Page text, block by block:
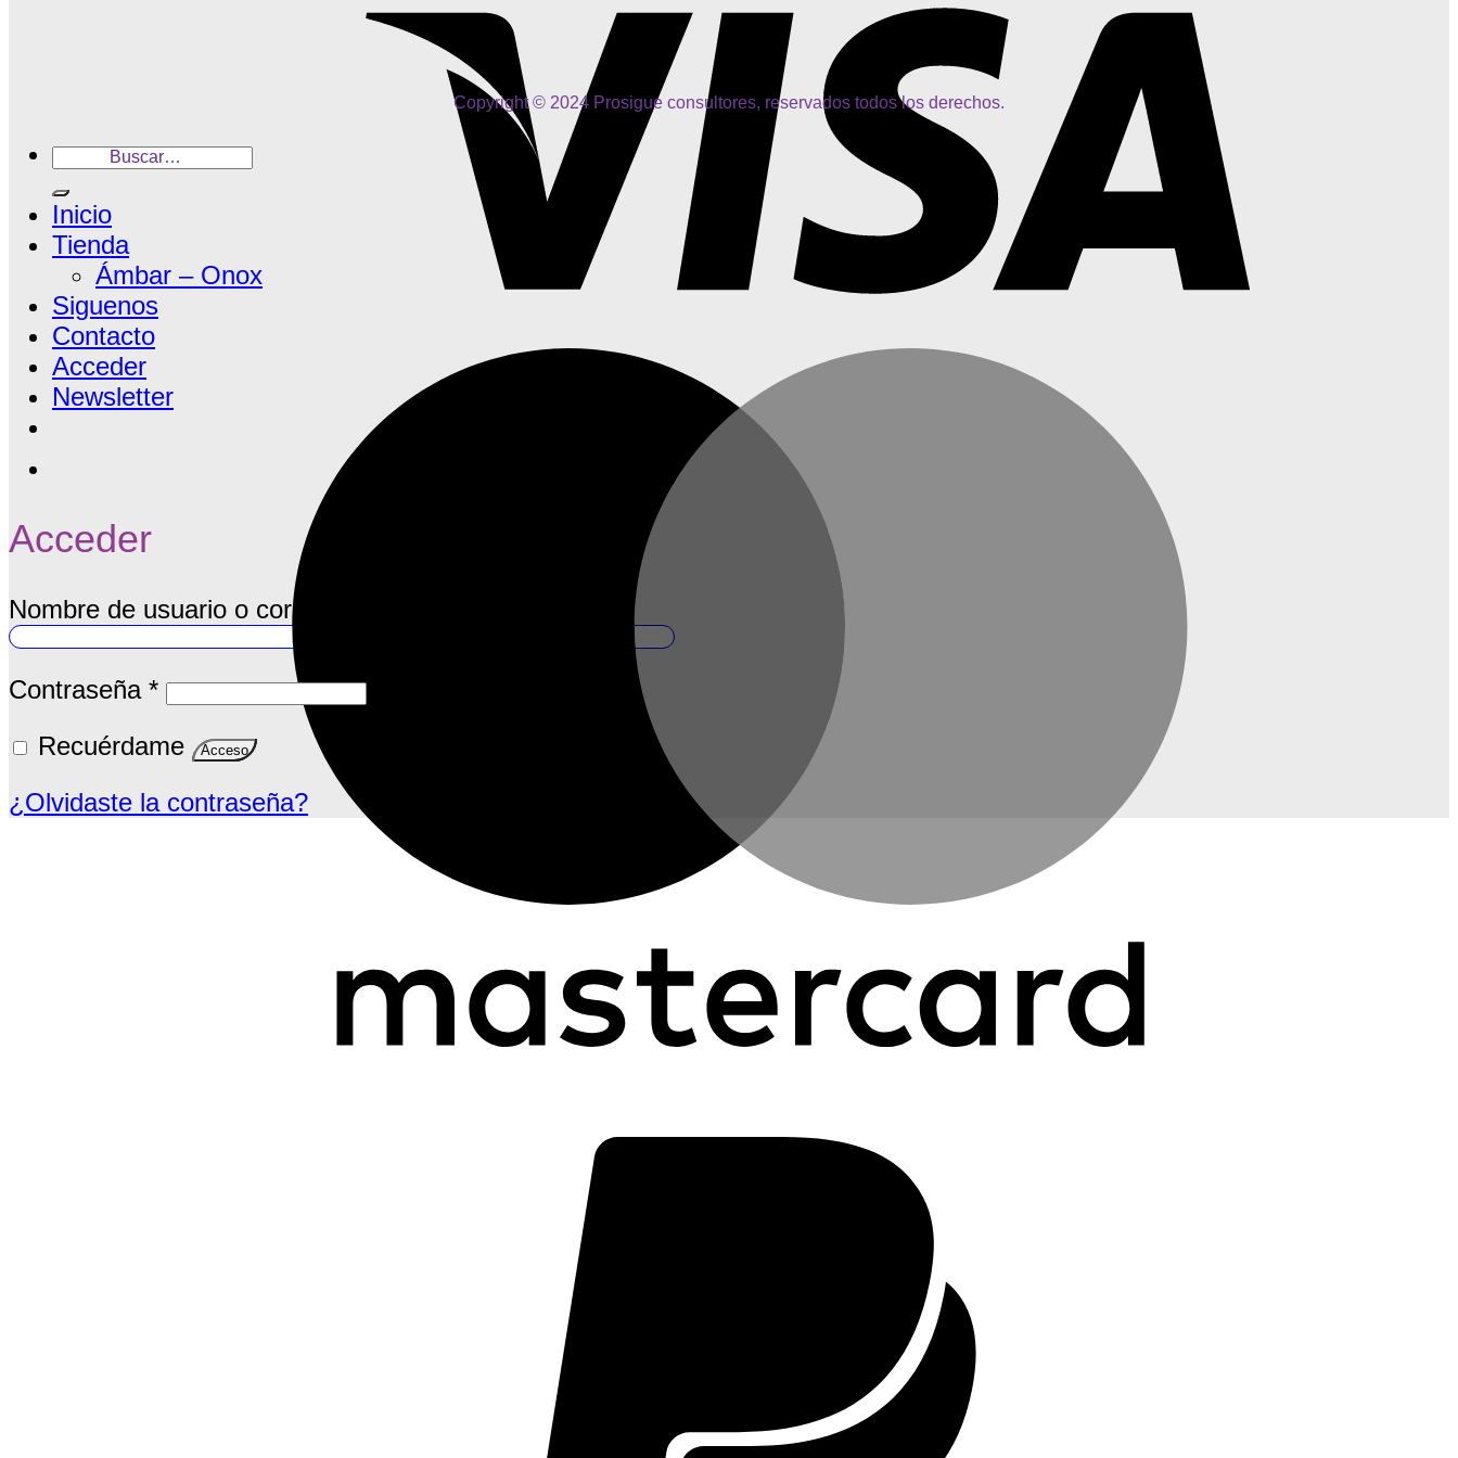
Copyright © 2024 Prosigue consultores, reservados todos los derechos.
Buscar
por:
Inicio
Tienda
Ámbar – Onox
Siguenos
Contacto
Acceder
Newsletter
Acceder
Nombre de usuario o correo electrónico
Contraseña *Obligatorio
Recuérdame
Acceso
¿Olvidaste la contraseña?